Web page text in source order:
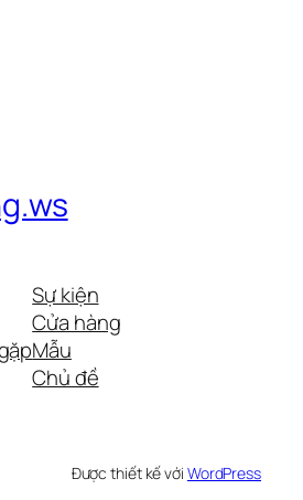
Sự kiện
Cửa hàng
Mẫu
Chủ đề
Được thiết kế với WordPress